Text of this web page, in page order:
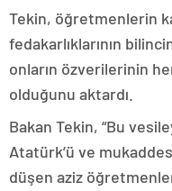
Tekin, öğretmenlerin
fedakarlıklarının
onların özverilerinin
olduğunu aktardı.
Bakan Tekin, “Bu
Atatürk’ü ve
düşen aziz